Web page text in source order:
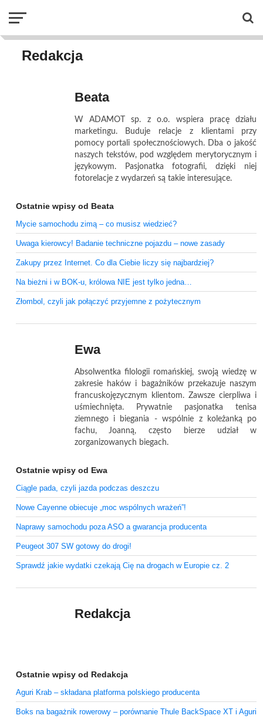
Redakcja
Beata
W ADAMOT sp. z o.o. wspiera pracę działu
marketingu. Buduje relacje z klientami przy
pomocy portali społecznościowych. Dba o jakość
naszych tekstów, pod względem merytorycznym i
językowym. Pasjonatka fotografii, dzięki niej
fotorelacje z wydarzeń są takie interesujące.
Ostatnie wpisy od Beata
Mycie samochodu zimą – co musisz wiedzieć?
Uwaga kierowcy! Badanie techniczne pojazdu – nowe zasady
Zakupy przez Internet. Co dla Ciebie liczy się najbardziej?
Na bieżni i w BOK-u, królowa NIE jest tylko jedna…
Złombol, czyli jak połączyć przyjemne z pożytecznym
Ewa
Absolwentka filologii romańskiej, swoją wiedzę w
zakresie haków i bagażników przekazuje naszym
francuskojęzycznym klientom. Zawsze cierpliwa i
uśmiechnięta. Prywatnie pasjonatka tenisa
ziemnego i biegania - wspólnie z koleżanką po
fachu, Joanną, często bierze udział w
zorganizowanych biegach.
Ostatnie wpisy od Ewa
Ciągle pada, czyli jazda podczas deszczu
Nowe Cayenne obiecuje „moc wspólnych wrażeń”!
Naprawy samochodu poza ASO a gwarancja producenta
Peugeot 307 SW gotowy do drogi!
Sprawdź jakie wydatki czekają Cię na drogach w Europie cz. 2
Redakcja
Ostatnie wpisy od Redakcja
Aguri Krab – składana platforma polskiego producenta
Boks na bagażnik rowerowy – porównanie Thule BackSpace XT i Aguri